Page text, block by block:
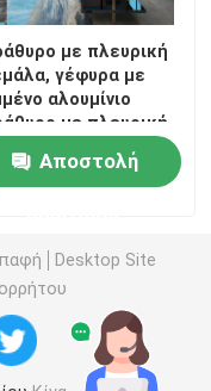
με πλευρική
γέφυρα με
αλουμίνιο
με πλευρική
παράθυρο με
κρεμάλα από
Αποστολή
Desktop Site